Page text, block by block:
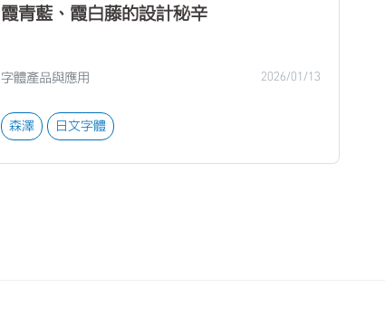
霞青藍、霞白藤的設計秘辛
字體產品與應用 2026/01/13
森澤 日文字體